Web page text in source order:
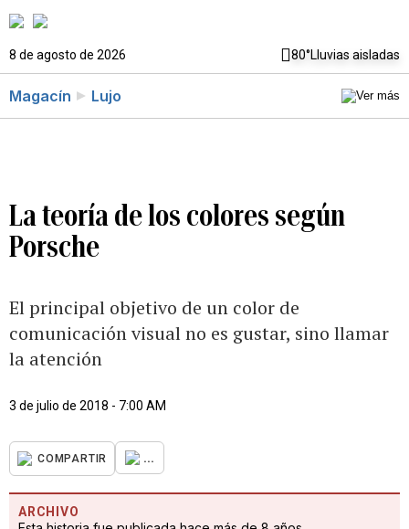
8 de agosto de 2026 80°Lluvias aisladas
Magacín Lujo
La teoría de los colores según
Porsche
El principal objetivo de un color de
comunicación visual no es gustar, sino llamar
la atención
3 de julio de 2018 - 7:00 AM
COMPARTIR ...
ARCHIVO